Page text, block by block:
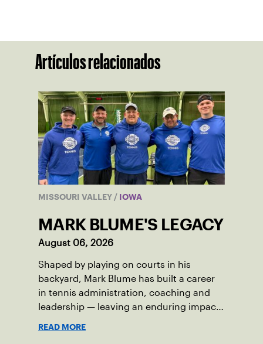
Artículos relacionados
MISSOURI VALLEY / IOWA
MARK BLUME'S LEGACY
August 06, 2026
Shaped by playing on courts in his
backyard, Mark Blume has built a career
in tennis administration, coaching and
leadership — leaving an enduring impact
READ MORE